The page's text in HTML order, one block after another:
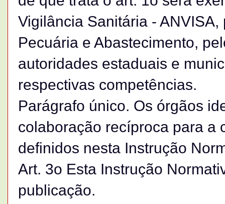
Vigilância Sanitária -
Pecuária e Abastecimento,
autoridades estaduais e
respectivas competências.
Parágrafo único. Os órgãos
colaboração recíproca para a
definidos nesta Instrução
Art. 3o Esta Instrução
publicação.